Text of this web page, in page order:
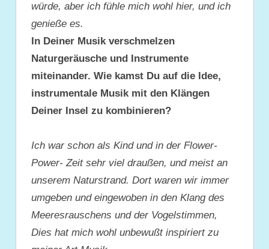
würde, aber ich fühle mich wohl hier, und ich
genieße es.
In Deiner Musik verschmelzen
Naturgeräusche und Instrumente
miteinander. Wie kamst Du auf die Idee,
instrumentale Musik mit den Klängen
Deiner Insel zu kombinieren?
Ich war schon als Kind und in der Flower-
Power- Zeit sehr viel draußen, und meist an
unserem Naturstrand. Dort waren wir immer
umgeben und eingewoben in den Klang des
Meeresrauschens und der Vogelstimmen,
Dies hat mich wohl unbewußt inspiriert zu